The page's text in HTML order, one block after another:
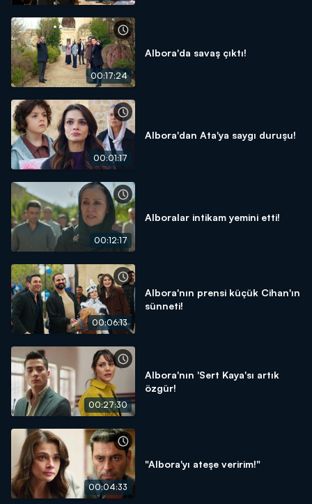
00:17:24
Albora'da savaş çıktı!
00:01:17
Albora'dan Ata'ya saygı duruşu!
00:12:17
Alboralar intikam yemini etti!
00:06:13
Albora'nın prensi küçük Cihan'ın
sünneti!
00:27:30
Albora'nın 'Sert Kaya'sı artık
özgür!
00:04:33
"Albora'yı ateşe veririm!"